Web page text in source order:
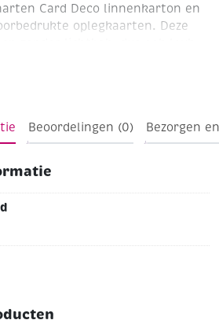
Card Deco linnenkarton en
oplegkaarten. Deze
cadeau te doen als startersetje.
Beoordelingen (0) Bezorgen